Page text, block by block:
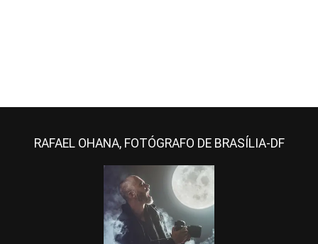
RAFAEL OHANA, FOTÓGRAFO DE BRASÍLIA-DF